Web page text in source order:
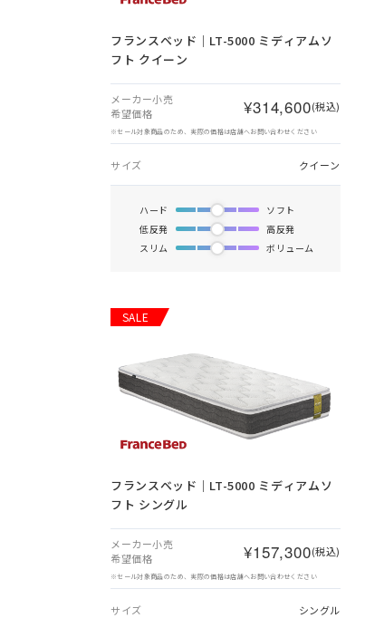
フランスベッド｜LT-5000 ミディアムソ
フト クイーン
メーカー小売
希望価格
¥314,600(税込)
※セール対象商品のため、実際の価格は店舗へお問い合わせください
サイズ クイーン
ハード
ソフト
低反発
高反発
スリム
ボリューム
SALE
フランスベッド｜LT-5000 ミディアムソ
フト シングル
メーカー小売
希望価格
¥157,300(税込)
※セール対象商品のため、実際の価格は店舗へお問い合わせください
サイズ シングル